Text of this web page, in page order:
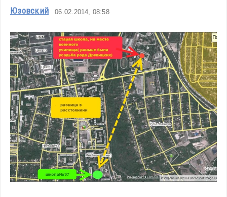
Юзовский 06.02.2014, 08:58